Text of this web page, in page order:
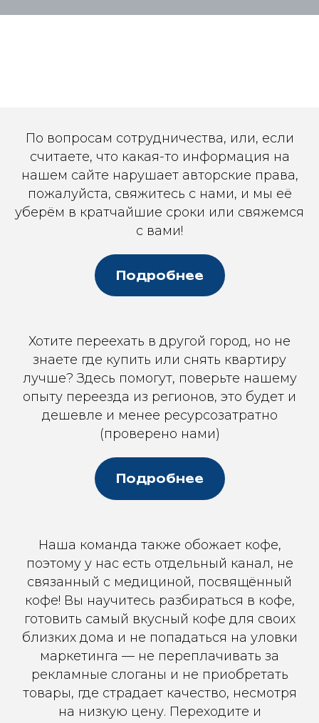
По вопросам сотрудничества, или, если
считаете, что какая-то информация на
нашем сайте нарушает авторские права,
пожалуйста, свяжитесь с нами, и мы её
уберём в кратчайшие сроки или свяжемся
с вами!
Подробнее
Хотите переехать в другой город, но не
знаете где купить или снять квартиру
лучше? Здесь помогут, поверьте нашему
опыту переезда из регионов, это будет и
дешевле и менее ресурсозатратно
(проверено нами)
Подробнее
Наша команда также обожает кофе,
поэтому у нас есть отдельный канал, не
связанный с медициной, посвящённый
кофе! Вы научитесь разбираться в кофе,
готовить самый вкусный кофе для своих
близких дома и не попадаться на уловки
маркетинга — не переплачивать за
рекламные слоганы и не приобретать
товары, где страдает качество, несмотря
на низкую цену. Переходите и